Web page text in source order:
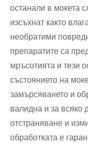
останали в мокета
изсъхнат както
необратими
препаратите са
мръсотията и тези
състоянието на
замърсяването и
валидна и за всяко
отстраняване и
обработката е